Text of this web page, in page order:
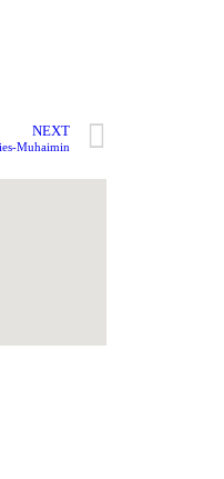
NEXT
Muhaimin